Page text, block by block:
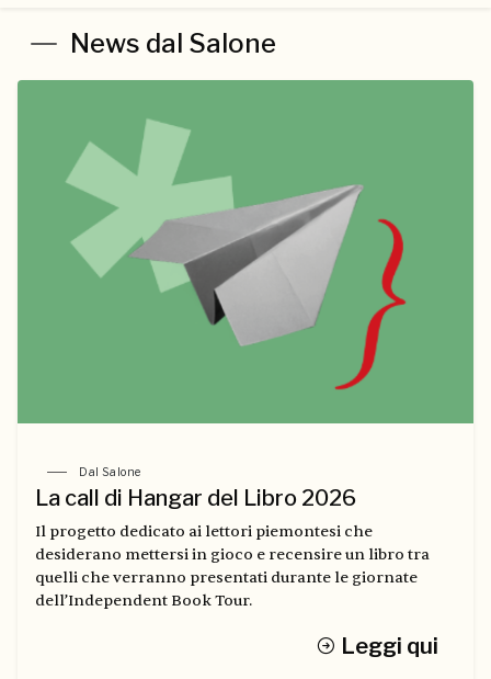
News dal Salone
Dal Salone
La call di Hangar del Libro 2026
Il progetto dedicato ai lettori piemontesi che
desiderano mettersi in gioco e recensire un libro tra
quelli che verranno presentati durante le giornate
dell’Independent Book Tour.
Leggi qui